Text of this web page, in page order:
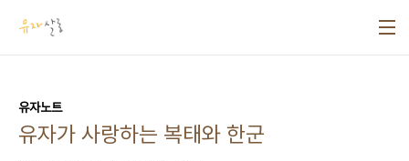
유자노트
유자가 사랑하는 복태와 한군